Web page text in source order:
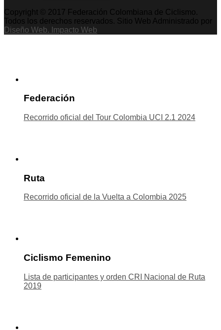
Copyright © 2017 Federación Colombiana de Ciclismo.
Todos los derechos reservados. Sitio Web Administrado por
Diseño Web. Impacto Web
Federación
Recorrido oficial del Tour Colombia UCI 2.1 2024
Ruta
Recorrido oficial de la Vuelta a Colombia 2025
Ciclismo Femenino
Lista de participantes y orden CRI Nacional de Ruta
2019